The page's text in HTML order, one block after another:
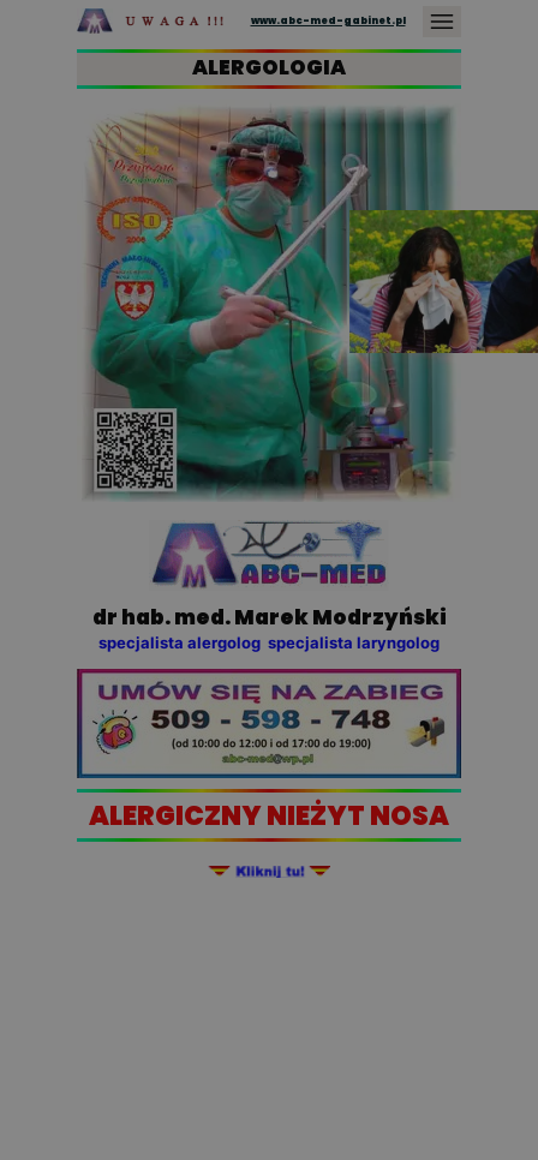
www.abc-med-gabinet.pl
ALERGICZNY NIEŻYT NOSA
ALERGOLOGIA
specjalista alergolog specjalista laryngolog
dr hab. med. Marek Modrzyński